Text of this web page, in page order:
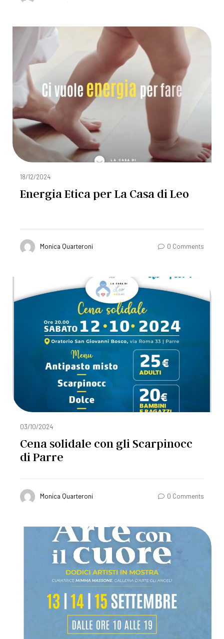
18/12/2024
Energia Etica per La Casa di Leo
Monica Quarteroni 0 Comments
03/10/2024
Cena solidale con gli Scarpinocc
di Parre
Monica Quarteroni 0 Comments